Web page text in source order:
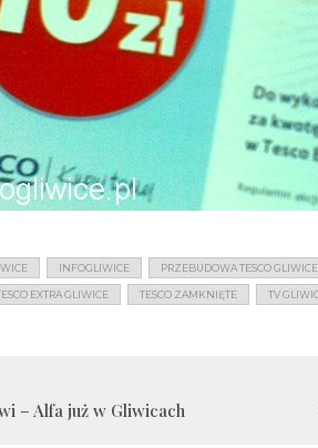
INFOGLIWICE PRZEBUDOWA TESCO GLIWICE
EXTRA GLIWICE TESCO ZAMKNIĘTE TV
– Alfa już w Gliwicach